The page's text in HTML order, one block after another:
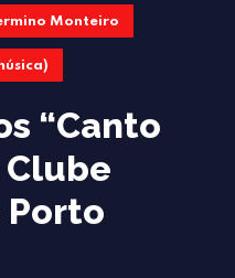
Monteiro
“Canto
Clube